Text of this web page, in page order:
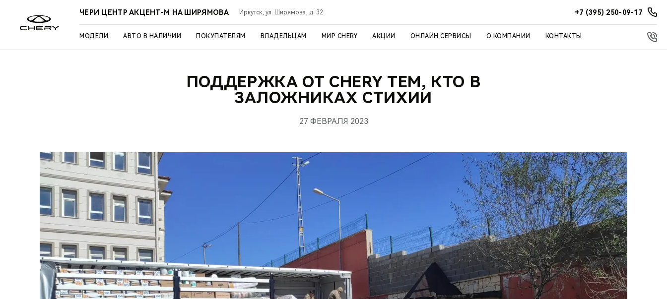
ЧЕРИ ЦЕНТР АКЦЕНТ-М НА ШИРЯМОВА Иркутск, ул. Ширямова, д. 32 +7 (395) 250-09-17
МОДЕЛИ АВТО В НАЛИЧИИ ПОКУПАТЕЛЯМ ВЛАДЕЛЬЦАМ МИР CHERY АКЦИИ ОНЛАЙН СЕРВИСЫ О КОМПАНИИ КОНТАКТЫ
ПОДДЕРЖКА ОТ CHERY ТЕМ, КТО В
ЗАЛОЖНИКАХ СТИХИИ
27 ФЕВРАЛЯ 2023